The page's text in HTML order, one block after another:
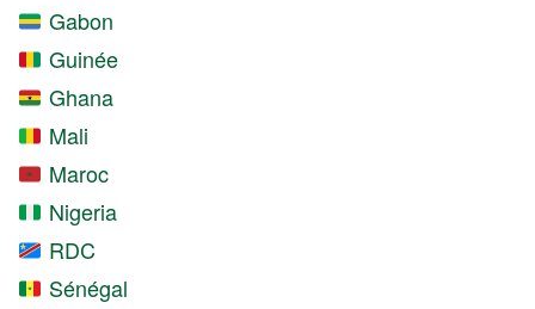
Gabon
Guinée
Ghana
Mali
Maroc
Nigeria
RDC
Sénégal